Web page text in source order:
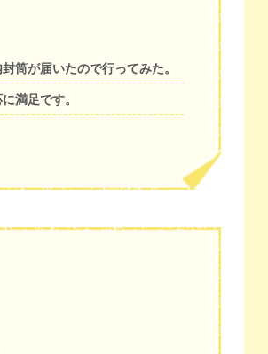
筒が届いたので行ってみた。
満足です。